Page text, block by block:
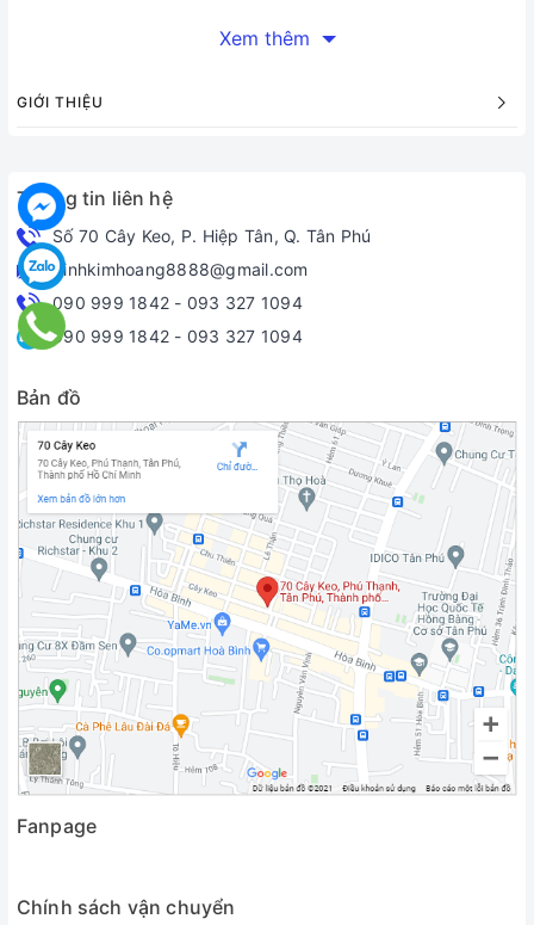
Xem thêm
GIỚI THIỆU
Thông tin liên hệ
Số 70 Cây Keo, P. Hiệp Tân, Q. Tân Phú
dinhkimhoang8888@gmail.com
090 999 1842 - 093 327 1094
090 999 1842 - 093 327 1094
Bản đồ
Fanpage
Chính sách vận chuyển